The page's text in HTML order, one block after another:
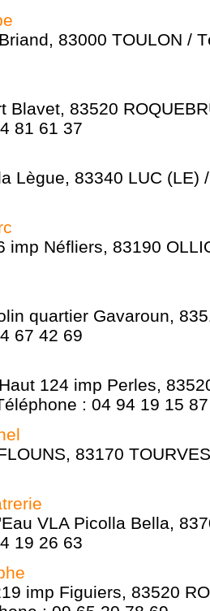
83000 TOULON /
Blavet, 83520
81 61 37
Lègue, 83340 LUC (LE)
imp Néfliers, 83190
quartier Gavaroun,
67 42 69
124 imp Perles,
: 04 94 19 15 87
83170
VLA Picolla Bella,
19 26 63
imp Figuiers, 83520